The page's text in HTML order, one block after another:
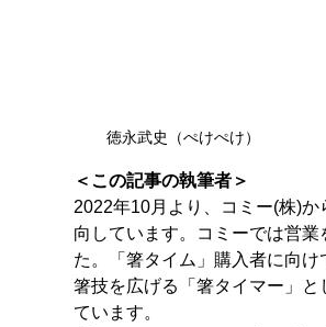
徳永武史（ぺけぺけ）
＜この記事の執筆者＞
2022年10月より、コミー(株)か
向しています。コミーでは営業
た。「箸タイム」購入者に向け
箸技を広げる「箸タイマー」と
ています。